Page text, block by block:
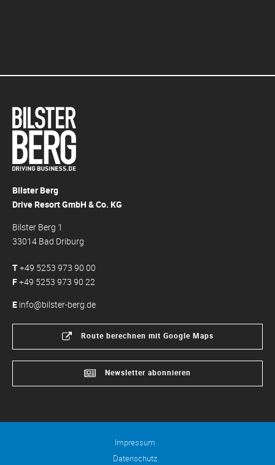
Bilster Berg
Drive Resort GmbH & Co. KG
Bilster Berg 1
33014 Bad Driburg
T+49 5253 973 90 00
F+49 5253 973 90 22
E info@bilster-berg.de
Route berechnen mit Google Maps
Newsletter abonnieren
Impressum
Datenschutz